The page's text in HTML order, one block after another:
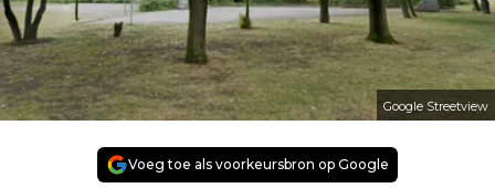
Google Streetview
Voeg toe als voorkeursbron op Google